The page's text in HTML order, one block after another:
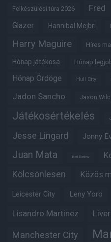
Felkészülési túra 2026 Fred
Glazer Hannibal Mejbri
Harry Maguire Híres
Hónap játékosa Hónap
Hónap Ördöge Hull City
Jadon Sancho Jason
Játékosértékelés
Jesse Lingard Jonny
Juan Mata Karl Darlow
Kölcsönlesen Közös
Leicester City Leny Yoro
Lisandro Martinez
Manchester City